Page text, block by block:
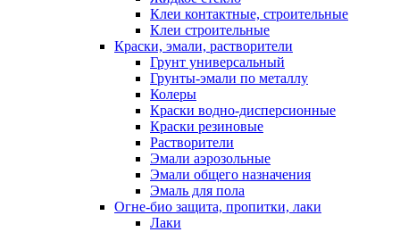
Клеи контактные, строительные
Клеи строительные
Краски, эмали, растворители
Грунт универсальный
Грунты-эмали по металлу
Колеры
Краски водно-дисперсионные
Краски резиновые
Растворители
Эмали аэрозольные
Эмали общего назначения
Эмаль для пола
Огне-био защита, пропитки, лаки
Лаки